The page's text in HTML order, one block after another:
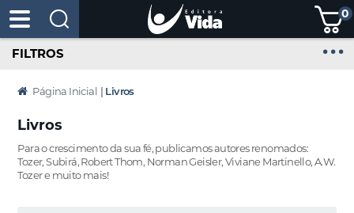
0
Página Inicial | Livros
FILTROS
Livros
Para o crescimento da sua fé, publicamos autores renomados:
Tozer, Subirá, Robert Thom, Norman Geisler, Viviane Martinello, A.W.
Tozer e muito mais!